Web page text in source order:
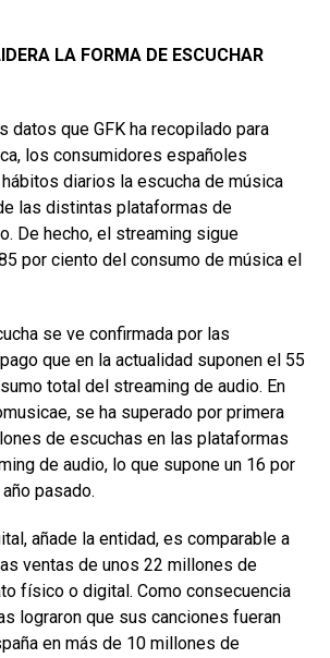
LA FORMA DE ESCUCHAR
datos que GFK ha recopilado para
los consumidores españoles
diarios la escucha de música
las distintas plataformas de
De hecho, el streaming sigue
por ciento del consumo de música el
se ve confirmada por las
que en la actualidad suponen el 55
total del streaming de audio. En
se ha superado por primera
de escuchas en las plataformas
de audio, lo que supone un 16 por
pasado.
añade la entidad, es comparable a
ventas de unos 22 millones de
físico o digital. Como consecuencia
lograron que sus canciones fueran
en más de 10 millones de